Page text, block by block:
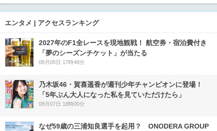
エンタメ | アクセスランキング
2027年のF1全レースを現地観戦！ 航空券・宿泊費付き
「夢のシーズンチケット」が当たる
08月05日 17時48分
乃木坂46・賀喜遥香が週刊少年チャンピオンに登場！
「5年ぶん大人になった私を見ていただけたら」
08月07日 18時00分
なぜ59歳の三浦知良選手を起用？ ONODERA GROUP